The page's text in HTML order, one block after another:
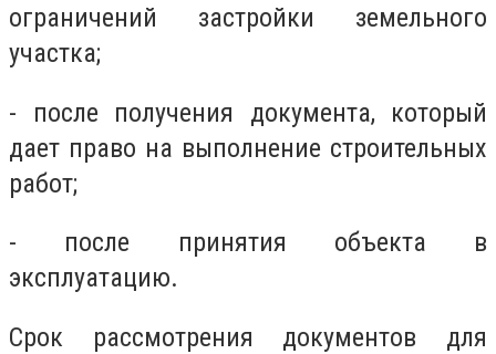
ограничений застройки земельного
участка;
- после получения документа, который
дает право на выполнение строительных
работ;
- после принятия объекта в
эксплуатацию.
Срок рассмотрения документов для